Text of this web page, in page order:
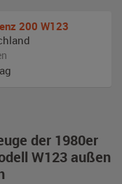
der 1980er
W123 außen
200 W123